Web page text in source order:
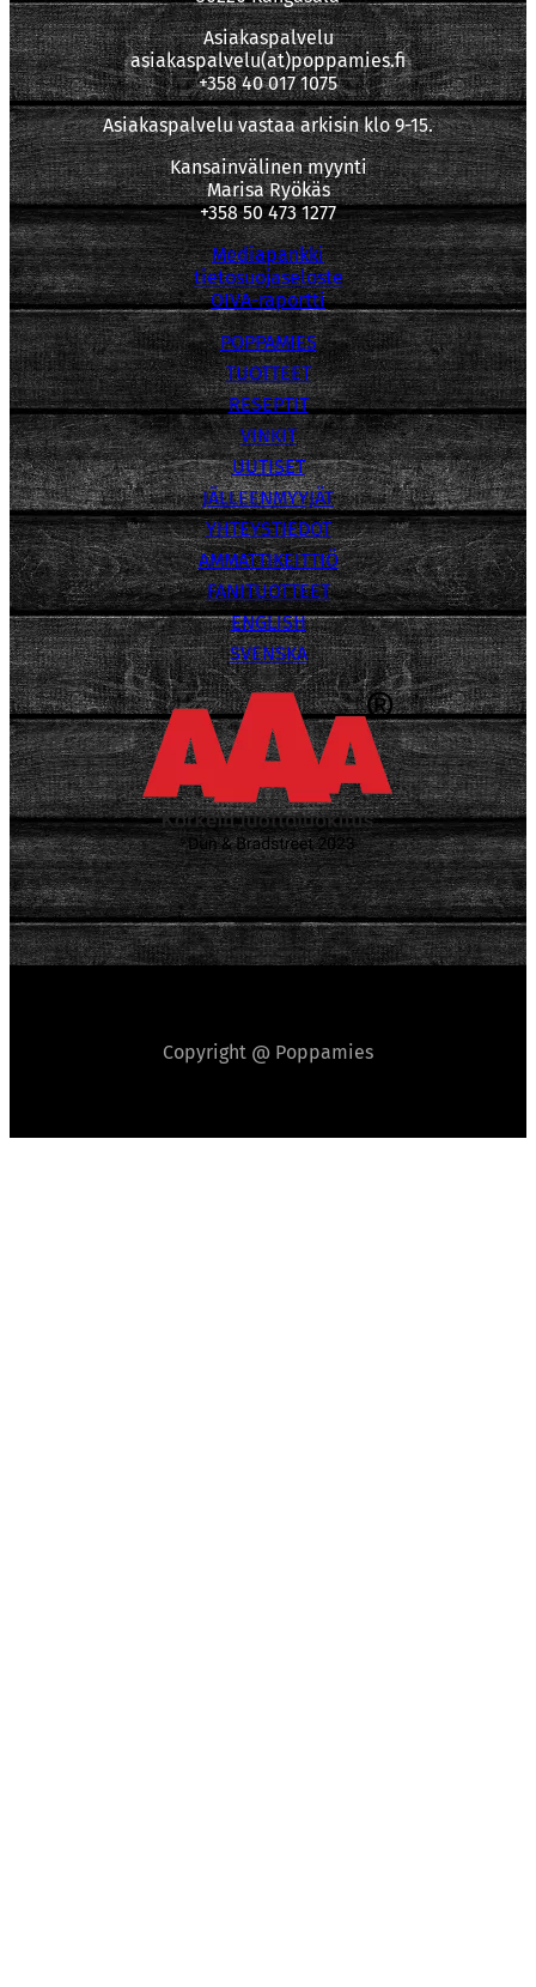
Asiakaspalvelu
asiakaspalvelu(at)poppamies.fi
+358 40 017 1075
Asiakaspalvelu vastaa arkisin klo 9-15.
Kansainvälinen myynti
Marisa Ryökäs
+358 50 473 1277
Mediapankki
tietosuojaseloste
OIVA-raportti
POPPAMIES
TUOTTEET
RESEPTIT
VINKIT
UUTISET
JÄLLEENMYYJÄT
YHTEYSTIEDOT
AMMATTIKEITTIÖ
FANITUOTTEET
ENGLISH
SVENSKA
Copyright @ Poppamies